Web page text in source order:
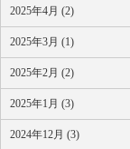
2025年4月 (2)
2025年3月 (1)
2025年2月 (2)
2025年1月 (3)
2024年12月 (3)